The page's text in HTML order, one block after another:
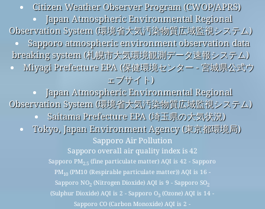
Citizen Weather Observer Program (CWOP/APRS)
Japan Atmospheric Environmental Regional
Observation System (環境省大気汚染物質広域監視システム)
Sapporo atmospheric environment observation data
breaking system (札幌市大気環境観測データ速報システム)
Miyagi Prefecture EPA (保健環境センター - 宮城県公式ウ
ェブサイト)
Japan Atmospheric Environmental Regional
Observation System (環境省大気汚染物質広域監視システム)
Saitama Prefecture EPA (埼玉県の大気状況)
Tokyo, Japan Environment Agency (東京都環境局)
Sapporo Air Pollution
Sapporo overall air quality index is 42
Sapporo PM2.5 (fine particulate matter) AQI is 42 - Sapporo
PM10(PM10 (Respirable particulate matter)) AQI is 16 -
Sapporo NO2 (Nitrogen Dioxide) AQI is 9 - Sapporo SO2
(Sulphur Dioxide) AQI is 2 - Sapporo O3 (Ozone) AQI is 14 -
Sapporo CO (Carbon Monoxide) AQI is 2 -